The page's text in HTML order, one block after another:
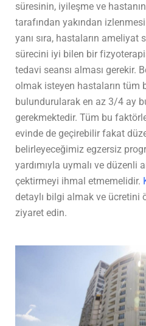
süresinin, iyileşme ve
tarafından yakından
yanı sıra, hastaların ameliyat
sürecini iyi bilen bir
tedavi seansı alması gerekir.
olmak isteyen hastaların tüm
bulundurularak en az 3/4 ay
gerekmektedir. Tüm bu
evinde de geçirebilir fakat
belirleyeceğimiz egzersiz
yardımıyla uymalı ve düzenli
çektirmeyi ihmal etmemelidir.
detaylı bilgi almak ve ücretini
ziyaret edin.